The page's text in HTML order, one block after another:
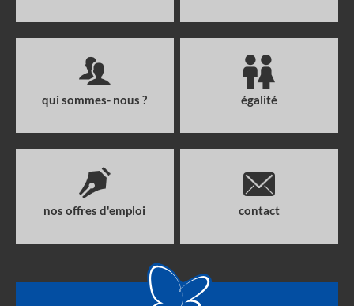
qui sommes- nous ? égalité
nos offres d'emploi contact